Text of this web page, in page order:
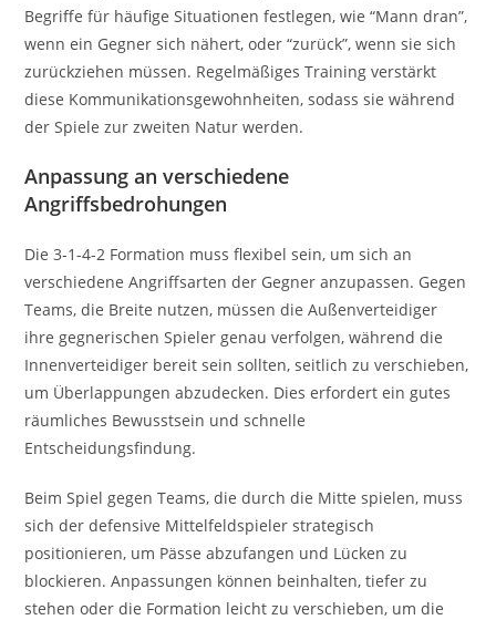
Begriffe für häufige Situationen festlegen, wie “Mann dran”,
wenn ein Gegner sich nähert, oder “zurück”, wenn sie sich
zurückziehen müssen. Regelmäßiges Training verstärkt
diese Kommunikationsgewohnheiten, sodass sie während
der Spiele zur zweiten Natur werden.
Anpassung an verschiedene
Angriffsbedrohungen
Die 3-1-4-2 Formation muss flexibel sein, um sich an
verschiedene Angriffsarten der Gegner anzupassen. Gegen
Teams, die Breite nutzen, müssen die Außenverteidiger
ihre gegnerischen Spieler genau verfolgen, während die
Innenverteidiger bereit sein sollten, seitlich zu verschieben,
um Überlappungen abzudecken. Dies erfordert ein gutes
räumliches Bewusstsein und schnelle
Entscheidungsfindung.
Beim Spiel gegen Teams, die durch die Mitte spielen, muss
sich der defensive Mittelfeldspieler strategisch
positionieren, um Pässe abzufangen und Lücken zu
blockieren. Anpassungen können beinhalten, tiefer zu
stehen oder die Formation leicht zu verschieben, um die